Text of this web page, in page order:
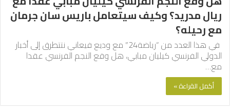
ريال مدريد؟ وكيف سيتعامل باريس سان جرمان
مع رحيله؟
في هذا العدد من “رياضة24” مع وديع فيعاني نتتطرق إلى أخبار
الدولي الفرنسي كيليان مبابي، هل وقع النجم الفرنسي عقدا
مع…
أكمل القراءة »